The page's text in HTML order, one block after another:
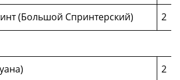
(Большой Спринтерский) 2
2